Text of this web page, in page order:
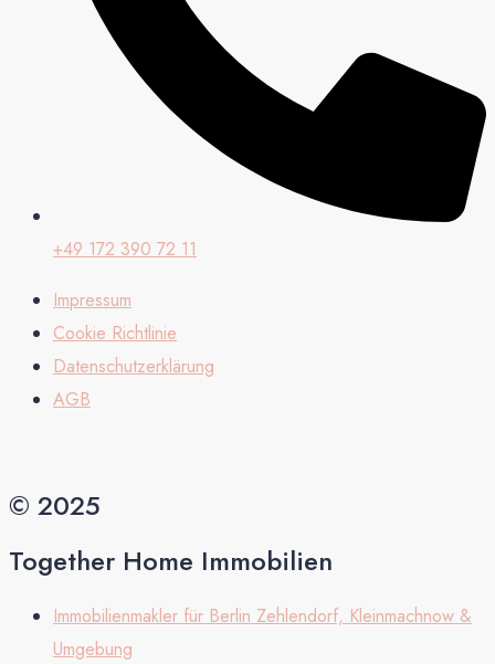
+49 172 390 72 11
Impressum
Cookie Richtlinie
Datenschutzerklärung
AGB
© 2025
Together Home Immobilien
Immobilienmakler für Berlin Zehlendorf, Kleinmachnow &
Umgebung